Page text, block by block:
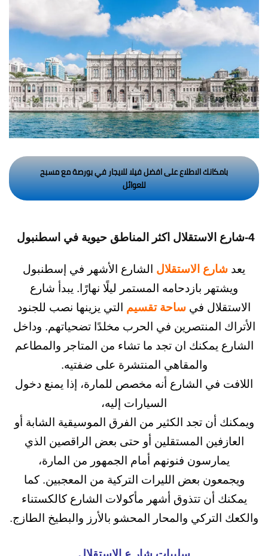
بامكانك الاطلاع على افضل فيلا للايجار في بورصة مع مسبح
للعوائل
شارع الاستقلال الشارع الأشهر في إسطنبول
بازدحامه المستمر ليلًا نهارًا. يبدأ شارع
فيساحة تقسيمالتي يزينها نصب للجنود
المنتصرين في الحرب مخلدًا تضحياتهم. وداخل
يمكنك ان تجد ما تشاء من المتاجر والمطاعم
والمقاهي المنتشرة على ضفتيه.
في الشارع أنه مخصص للمارة، إذا يمنع دخول
السيارات إليه،
أن تجد الكثير من الفرق الموسيقية الشابة أو
المستقلين أو حتى بعض الراقصين الذي
فنونهم أمام الجمهور من المارة،
بعض الليرات التركية من المعجبين. كما
أن تتذوق أشهر مأكولات الشارع كالكستناء
التركي والمحار المحشو بالأرز والبطيخ الطازج.